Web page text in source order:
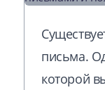
письма.
которой